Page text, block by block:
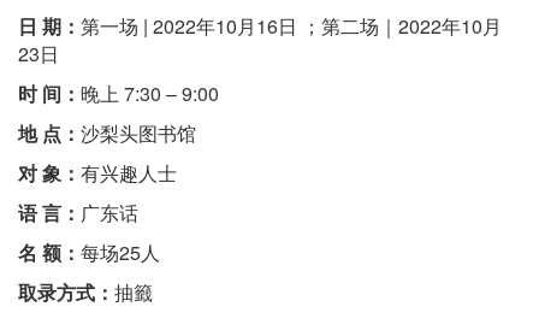
日 期： 第一场 | 2022年10月16日 ；第二场｜2022年10月
23日
时 间： 晚上 7:30 – 9:00
地 点： 沙梨头图书馆
对 象： 有兴趣人士
语 言： 广东话
名 额： 每场25人
取录方式： 抽籤